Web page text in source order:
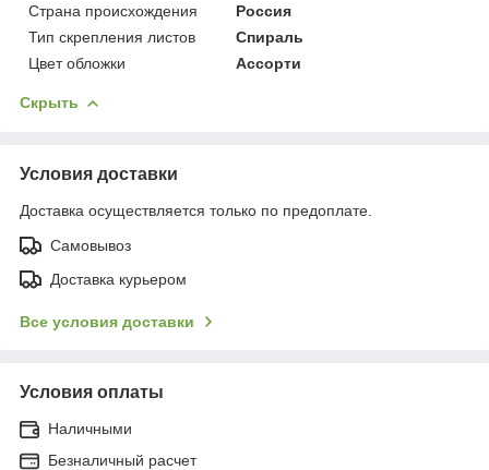
Страна происхождения
Россия
Тип скрепления листов
Спираль
Цвет обложки
Ассорти
Скрыть
Условия доставки
Доставка осуществляется только по предоплате.
Самовывоз
Доставка курьером
Все условия доставки
Условия оплаты
Наличными
Безналичный расчет